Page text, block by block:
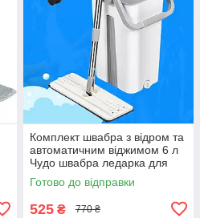
Комплект швабра з відром та
автоматичним віджимом 6 л
Чудо швабра ледарка для
прибирання Scratch Easy
Mop Білий
Готово до відправки
525 ₴ 770 ₴